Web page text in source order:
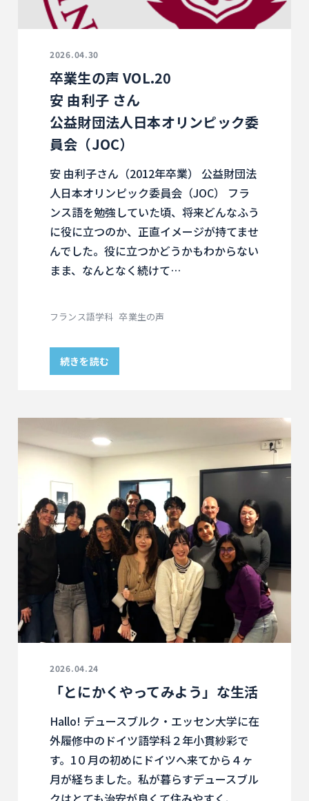
2026.04.30
卒業生の声 VOL.20
安 由利子 さん
公益財団法人日本オリンピック委
員会（JOC）
安 由利子さん（2012年卒業） 公益財団法
人日本オリンピック委員会（JOC） フラ
ンス語を勉強していた頃、将来どんなふう
に役に立つのか、正直イメージが持てませ
んでした。役に立つかどうかもわからない
まま、なんとなく続けて…
フランス語学科 卒業生の声
続きを読む
2026.04.24
「とにかくやってみよう」な生活
Hallo! デュースブルク・エッセン大学に在
外履修中のドイツ語学科２年小貫紗彩で
す。1０月の初めにドイツへ来てから４ヶ
月が経ちました。私が暮らすデュースブル